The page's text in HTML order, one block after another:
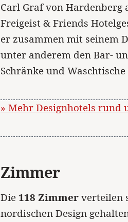
Carl Graf von Hardenberg
Freigeist & Friends
er zusammen mit seinem
unter anderem den Bar-
Schränke und
» Mehr Designhotels rund
Zimmer
Die 118 Zimmerverteilen
nordischen Design